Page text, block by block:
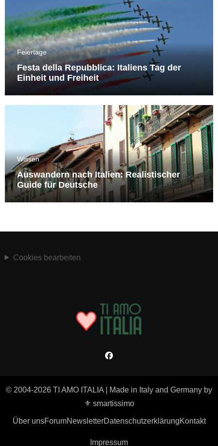
Feiertage
Festa della Repubblica: Italiens Tag der
Einheit und Freiheit
Wissen
Auswandern nach Italien: Realistischer
Guide für Deutsche
Cookies bearbeiten
© 2004-2026 TI AMO ITALIA
Made in Italy and Germany by
⚜ smartissimo
Über unsForumNewsletterDatenschutzerklärungKontakt
Impressum